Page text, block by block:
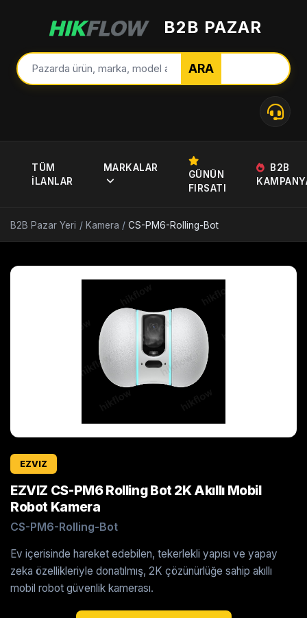
B2B PAZAR
ARA
TÜM
İLANLAR
MARKALAR
GÜNÜN
FIRSATI
B2B
B2B Pazar Yeri / Kamera / CS-PM6-Rolling-Bot
EZVIZ
EZVIZ CS-PM6 Rolling Bot 2K Akıllı Mobil
Robot Kamera
CS-PM6-Rolling-Bot
Ev içerisinde hareket edebilen, tekerlekli yapısı ve yapay
zeka özellikleriyle donatılmış, 2K çözünürlüğe sahip akıllı
mobil robot güvenlik kamerası.